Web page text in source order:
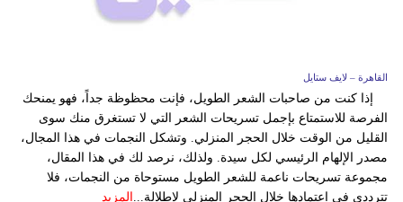
القاهرة – لايف ستايل
إذا كنت من صاحبات الشعر الطويل، فإنت محظوظة جداً، فهو يمنحك
الفرصة للاستمتاع بإجمل تسريحات الشعر التي لا تستغرق منك سوى
القليل من الوقت خلال الحجر المنزلي. وتشكل النجمات في هذا المجال،
مصدر الإلهام الرئيسي لكل سيدة. ولذلك، نرصد لك في هذا المقال،
مجموعة تسريحات ناعمة للشعر الطويل مستوحاة من النجمات، فلا
تترددي في اعتمادها خلال الحجر المنزلي لإطلالة...
المزيد